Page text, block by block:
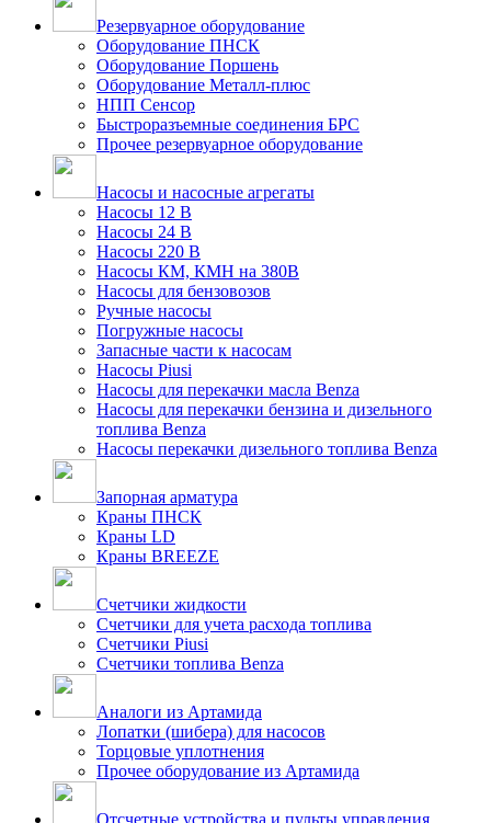
Резервуарное оборудование
Оборудование ПНСК
Оборудование Поршень
Оборудование Металл-плюс
НПП Сенсор
Быстроразъемные соединения БРС
Прочее резервуарное оборудование
Насосы и насосные агрегаты
Насосы 12 В
Насосы 24 В
Насосы 220 В
Насосы КМ, КМН на 380В
Насосы для бензовозов
Ручные насосы
Погружные насосы
Запасные части к насосам
Насосы Piusi
Насосы для перекачки масла Benza
Насосы для перекачки бензина и дизельного
топлива Benza
Насосы перекачки дизельного топлива Benza
Запорная арматура
Краны ПНСК
Краны LD
Краны BREEZE
Счетчики жидкости
Счетчики для учета расхода топлива
Счетчики Piusi
Счетчики топлива Benza
Аналоги из Артамида
Лопатки (шибера) для насосов
Торцовые уплотнения
Прочее оборудование из Артамида
Отсчетные устройства и пульты управления